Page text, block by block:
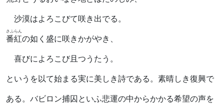
沙漠はよろこびて咲き出でる。
番紅
さふらん
の如く盛に咲きかがやき、
喜びによろこび且つうたう。
というを以て始まる実に美しき詩である。素晴しき復興で
ある。バビロン捕囚といふ悲運の中からかかる希望の声を